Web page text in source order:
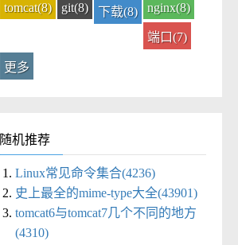
tomcat(8)
git(8) 下载(8) nginx(8)
端口(7)
更多
随机推荐
Linux常见命令集合(4236)
史上最全的mime-type大全(43901)
tomcat6与tomcat7几个不同的地方
(4310)